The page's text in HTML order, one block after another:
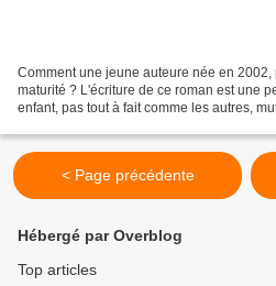
Comment une jeune auteure née en
maturité ? L'écriture de ce roman est une
enfant, pas tout à fait comme les autres,
< Page précédente
Hébergé par Overblog
Top articles